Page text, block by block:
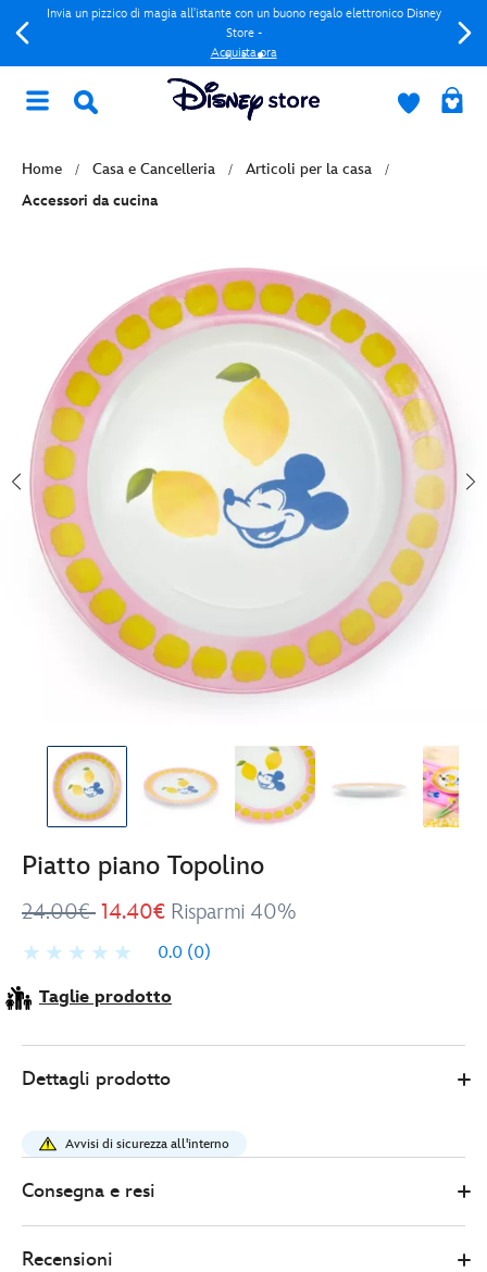
Invia un pizzico di magia all'istante con un buono regalo elettronico Disney
Store -
Acquista ora
Home Casa e Cancelleria
Articoli per la casa
Accessori da cucina
Piatto piano Topolino
24.00€ 14.40€ Risparmi 40%
0.0 (0)
Taglie prodotto
Store
14.40
topolino-
433100818587.html
Dettagli prodotto
Avvisi di sicurezza all'interno
Consegna e resi
Recensioni